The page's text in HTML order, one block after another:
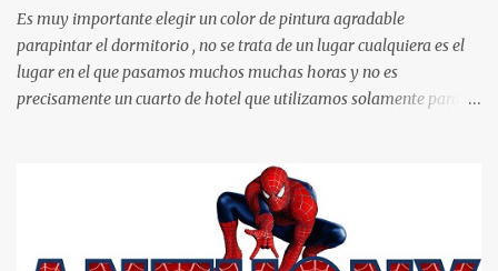
Es muy importante elegir un color de pintura agradable
parapintar el dormitorio , no se trata de un lugar cualquiera es el
lugar en el que pasamos muchos muchas horas y no es
precisamente un cuarto de hotel que utilizamos solamente para
cómodo y también para nuestra vista. Te mostramos algunas
sugerencias que pueden brindar la elegancia y estilo que buscas
para tu dormitorio. El color naranja es una buena opción para
recibir esa luz y felicidad que todo ser humano necesita. El color